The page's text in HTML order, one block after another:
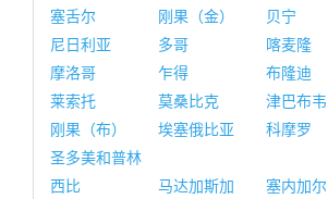
塞舌尔
刚果（金）
贝宁
尼日利亚
多哥
喀麦隆
摩洛哥
乍得
布隆迪
莱索托
莫桑比克
津巴布韦
刚果（布）
埃塞俄比亚
科摩罗
圣多美和普林
西比
马达加斯加 塞内加尔